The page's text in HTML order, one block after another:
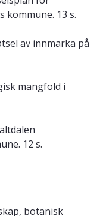
kommune. 13 s.
av innmarka på
mangfold i
12 s.
botanisk